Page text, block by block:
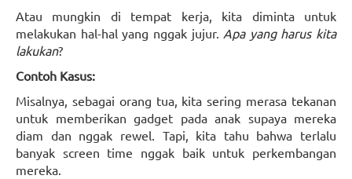
Atau mungkin di tempat kerja, kita diminta untuk
melakukan hal-hal yang nggak jujur. Apa yang harus kita
lakukan?
Contoh Kasus:
Misalnya, sebagai orang tua, kita sering merasa tekanan
untuk memberikan gadget pada anak supaya mereka
diam dan nggak rewel. Tapi, kita tahu bahwa terlalu
banyak screen time nggak baik untuk perkembangan
mereka.